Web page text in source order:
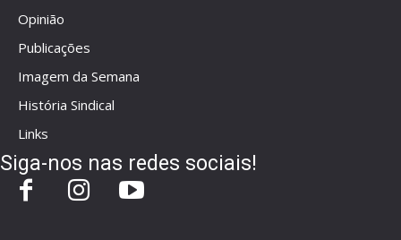
Opinião
Publicações
Imagem da Semana
História Sindical
Links
Siga-nos nas redes sociais!